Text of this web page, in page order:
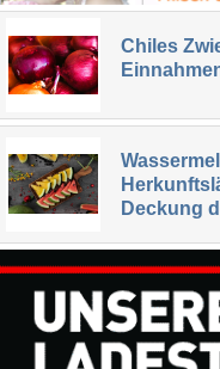
Chiles
Deckung